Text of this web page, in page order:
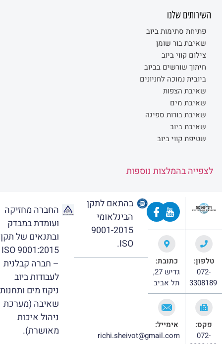
השירותים שלנו
פתיחת סתימות ביוב
שאיבת בור שומן
צילום קווי ביוב
חיתוך שורשים בביוב
ביובית נמוכה לחניונים
שאיבת הצפות
שאיבת מים
שאיבת בורות ספיגה
שאיבת ביוב
שטיפת קווי ביוב
לצפייה בהמלצות נוספות
טלפון:
072-
3308189
כתובת:
גדיש 27,
תל אביב
פקס:
072-
אימייל:
richi.sheivot@gmail.com
בהתאם לתקן
הבינלאומי
9001-2015
ISO.
החברה מחזיקה
ועומדת במבדק
ובתנאים של תקן
ISO 9001:2015
– חברה קבלנית
לעבודות ביוב
ניקוז מים ותחנות
שאיבה (מערכת
ניהול איכות
מאושרת).